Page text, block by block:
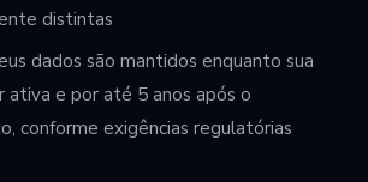
distintas
dados são mantidos enquanto sua
ativa e por até 5 anos após o
conforme exigências regulatórias